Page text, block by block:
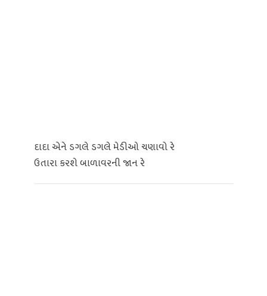
દાદા એને ડગલે ડગલે મેડીઓ ચણાવો રે
ઉતારા કરશે બાળાવરની જાન રે